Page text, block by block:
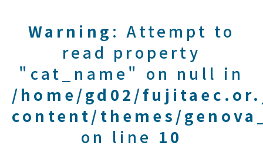
Warning : Attempt to
read property
"cat_name" on null in
/home/gd02/
content/themes/
on line 10